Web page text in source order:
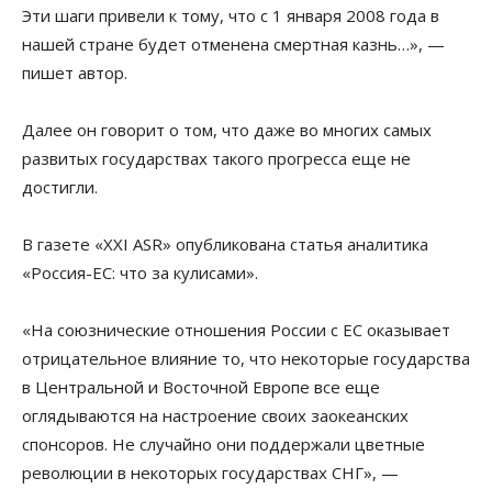
Эти шаги привели к тому, что с 1 января 2008 года в
нашей стране будет отменена смертная казнь…», —
пишет автор.
Далее он говорит о том, что даже во многих самых
развитых государствах такого прогресса еще не
достигли.
В газете «ХХI ASR» опубликована статья аналитика
«Россия-ЕС: что за кулисами».
«На союзнические отношения России с ЕС оказывает
отрицательное влияние то, что некоторые государства
в Центральной и Восточной Европе все еще
оглядываются на настроение своих заокеанских
спонсоров. Не случайно они поддержали цветные
революции в некоторых государствах СНГ», —